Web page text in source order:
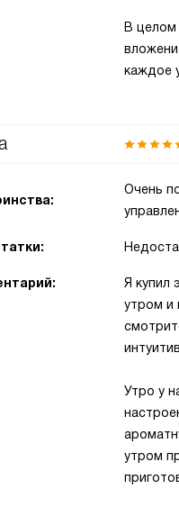
В целом
каждое
Очень
Я купил
утром и
Утро у
утром